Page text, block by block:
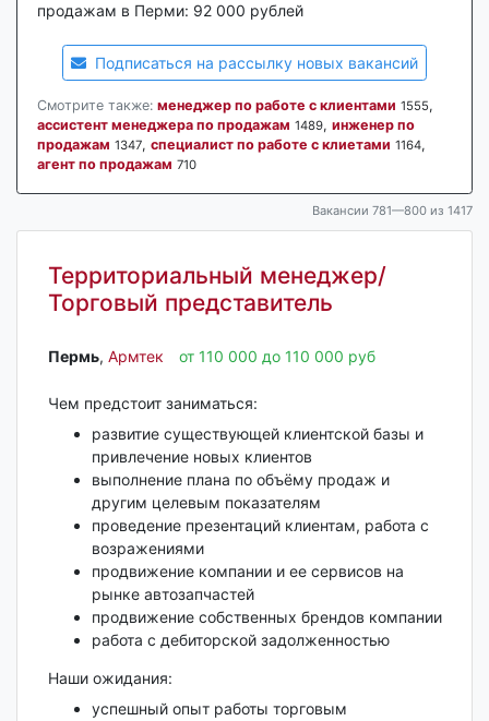
продажам в Перми: 92 000 рублей
Подписаться на рассылку новых вакансий
Смотрите также: менеджер по работе с клиентами 1555,
ассистент менеджера по продажам 1489, инженер по
продажам 1347, специалист по работе с клиетами 1164,
агент по продажам 710
Вакансии 781—800 из 1417
Территориальный менеджер/
Торговый представитель
Пермь‎, Армтек от 110 000 до 110 000 руб
Чем предстоит заниматься:
развитие существующей клиентской базы и
привлечение новых клиентов
выполнение плана по объёму продаж и
другим целевым показателям
проведение презентаций клиентам, работа с
возражениями
продвижение компании и ее сервисов на
рынке автозапчастей
продвижение собственных брендов компании
работа с дебиторской задолженностью
Наши ожидания:
успешный опыт работы торговым